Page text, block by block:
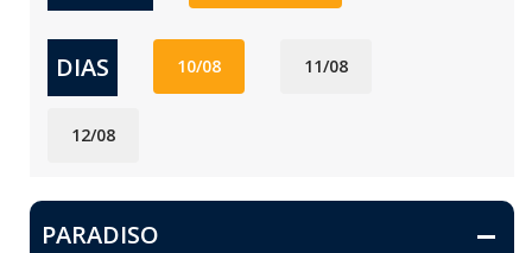
DIAS 10/08 11/08
12/08
PARADISO